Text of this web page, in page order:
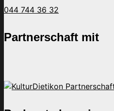
044 744 36 32
Partnerschaft mit